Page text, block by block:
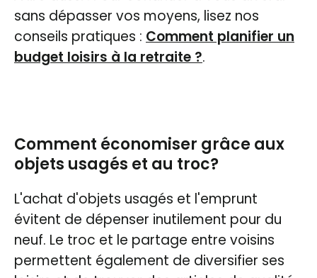
sans dépasser vos moyens, lisez nos
conseils pratiques : Comment planifier un
budget loisirs à la retraite ?.
Comment économiser grâce aux
objets usagés et au troc?
L'achat d'objets usagés et l'emprunt
évitent de dépenser inutilement pour du
neuf. Le troc et le partage entre voisins
permettent également de diversifier ses